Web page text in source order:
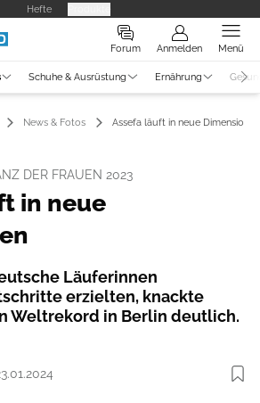
Hefte
Forum Anmelden Menü
Schuhe & Ausrüstung Ernährung
News & Fotos Assefa läuft in neue Dimensionen
DER FRAUEN 2023
in neue
Läuferinnen
erzielten, knackte
Weltrekord in Berlin deutlich.
Foto: Victah Sailer / photorun.net